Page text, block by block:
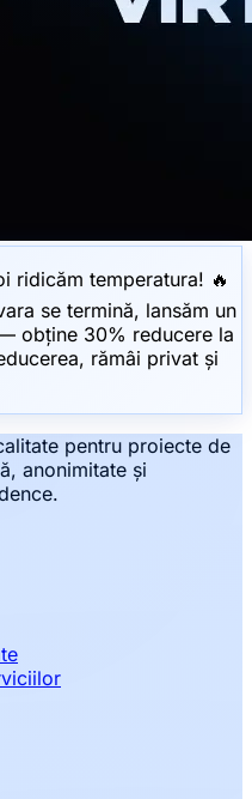
ridicăm temperatura! 🔥
se termină, lansăm un
obține 30% reducere la
rămâi privat și
pentru proiecte de
anonimitate și